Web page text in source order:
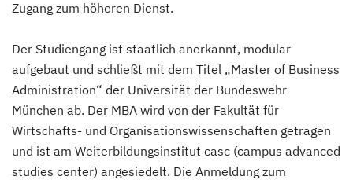
Zugang zum höheren Dienst.
Der Studiengang ist staatlich anerkannt, modular
aufgebaut und schließt mit dem Titel „Master of Business
Administration“ der Universität der Bundeswehr
München ab. Der MBA wird von der Fakultät für
Wirtschafts- und Organisationswissenschaften getragen
und ist am Weiterbildungsinstitut casc (campus advanced
studies center) angesiedelt. Die Anmeldung zum